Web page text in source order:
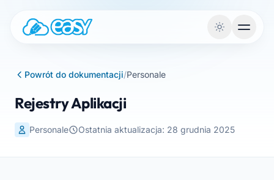
Powrót do dokumentacji/Personale
Rejestry Aplikacji
Personale Ostatnia aktualizacja: 28 grudnia 2025